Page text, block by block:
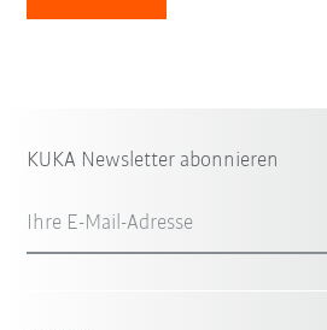
KUKA Newsletter abonnieren
Ihre E-Mail-Adresse